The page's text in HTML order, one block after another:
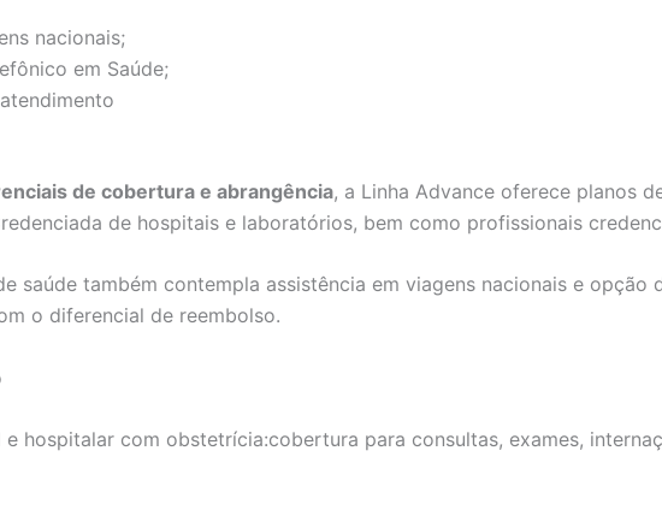
nacionais;
em Saúde;
de cobertura e abrangência, a Linha Advance oferece planos
de hospitais e laboratórios, bem como profissionais
saúde também contempla assistência em viagens nacionais e
o diferencial de reembolso.
e hospitalar com obstetrícia:cobertura para consultas, exames,